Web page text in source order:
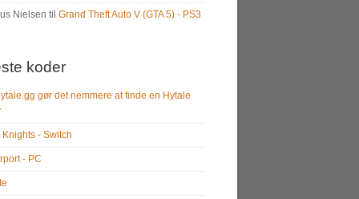
Nielsen til Grand Theft Auto V (GTA 5) - PS3
koder
gør det nemmere at finde en Hytale
Knights - Switch
- PC